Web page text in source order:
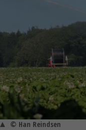
© Han Reindsen